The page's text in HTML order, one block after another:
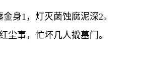
金身1 ，灯灭菌蚀腐泥深2。
尘事，忙坏几人撬墓门。